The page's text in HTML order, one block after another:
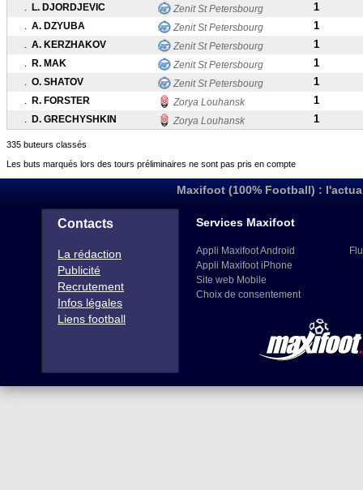
. L. DJORDJEVIC Zenit St Petersbourg 1
. A. DZYUBA Zenit St Petersbourg 1
. A. KERZHAKOV Zenit St Petersbourg 1
. R. MAK Zenit St Petersbourg 1
. O. SHATOV Zenit St Petersbourg 1
. R. FORSTER Zorya Louhansk 1
. D. GRECHYSHKIN Zorya Louhansk 1
335 buteurs classés
Les buts marqués lors des tours préliminaires ne sont pas pris en compte
Maxifoot (100% Football) :
Contacts
La rédaction
Publicité
Recrutement
Infos légales
Liens football
Services Maxifoot
Appli Maxifoot Android
Appli Maxifoot iPhone
Site web Mobile
Choix de consentement